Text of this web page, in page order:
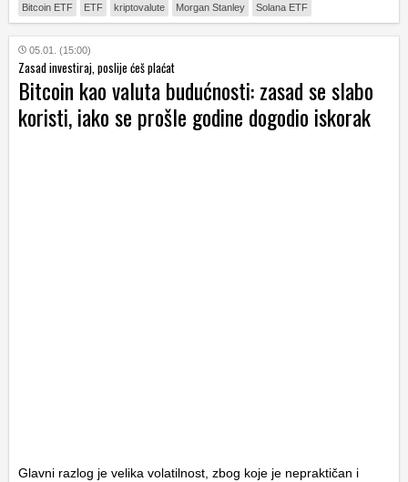
Bitcoin ETF ETF kriptovalute Morgan Stanley Solana ETF
05.01. (15:00)
Zasad investiraj, poslije ćeš plaćat
Bitcoin kao valuta budućnosti: zasad se slabo
koristi, iako se prošle godine dogodio iskorak
Glavni razlog je velika volatilnost, zbog koje je nepraktičan i